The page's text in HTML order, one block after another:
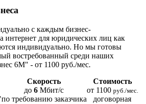
с каждым бизнес-
интернет для юридических лиц как
индивидуально. Но мы готовы
востребованный среди наших
6М" - от 1100 руб./мес.
Скорость
Стоимость
до 6 Мбит/с от 1100 руб./мес.
по требованию заказчика договорная